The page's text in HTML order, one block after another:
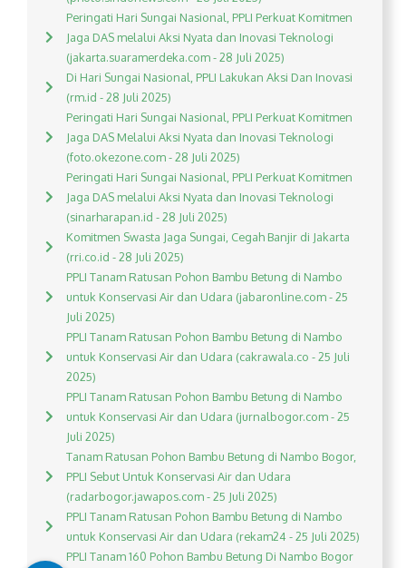
Peringati Hari Sungai Nasional, PPLI Perkuat Komitmen
Jaga DAS melalui Aksi Nyata dan Inovasi Teknologi
(jakarta.suaramerdeka.com - 28 Juli 2025)
Di Hari Sungai Nasional, PPLI Lakukan Aksi Dan Inovasi
(rm.id - 28 Juli 2025)
Peringati Hari Sungai Nasional, PPLI Perkuat Komitmen
Jaga DAS Melalui Aksi Nyata dan Inovasi Teknologi
(foto.okezone.com - 28 Juli 2025)
Peringati Hari Sungai Nasional, PPLI Perkuat Komitmen
Jaga DAS melalui Aksi Nyata dan Inovasi Teknologi
(sinarharapan.id - 28 Juli 2025)
Komitmen Swasta Jaga Sungai, Cegah Banjir di Jakarta
(rri.co.id - 28 Juli 2025)
PPLI Tanam Ratusan Pohon Bambu Betung di Nambo
untuk Konservasi Air dan Udara (jabaronline.com - 25
Juli 2025)
PPLI Tanam Ratusan Pohon Bambu Betung di Nambo
untuk Konservasi Air dan Udara (cakrawala.co - 25 Juli
2025)
PPLI Tanam Ratusan Pohon Bambu Betung di Nambo
untuk Konservasi Air dan Udara (jurnalbogor.com - 25
Juli 2025)
Tanam Ratusan Pohon Bambu Betung di Nambo Bogor,
PPLI Sebut Untuk Konservasi Air dan Udara
(radarbogor.jawapos.com - 25 Juli 2025)
PPLI Tanam Ratusan Pohon Bambu Betung di Nambo
untuk Konservasi Air dan Udara (rekam24 - 25 Juli 2025)
PPLI Tanam 160 Pohon Bambu Betung Di Nambo Bogor